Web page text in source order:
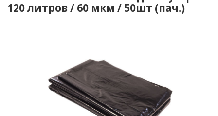
120 литров / 60 мкм / 50шт (пач.)